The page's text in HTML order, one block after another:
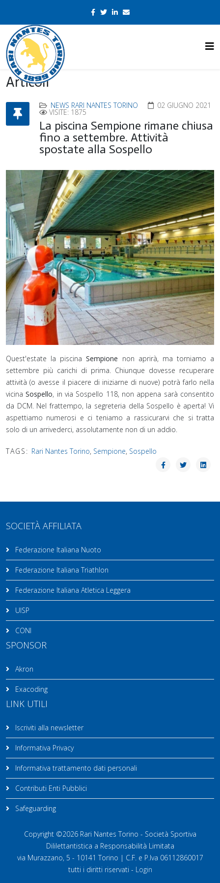
Articoli
NEWS RARI NANTES TORINO 02 GIUGNO 2021
VISITE: 1875
La piscina Sempione rimane chiusa
fino a settembre. Attività
spostate alla Sospello
Quest'estate la piscinaSempione non aprirà, ma torniamo a
settembre più carichi di prima. Chiunque dovesse recuperare
attività (o avesse il piacere di iniziarne di nuove) potrà farlo nella
vicinaSospello, in via Sospello 118, non appena sarà consentito
da DCM. Nel frattempo, la segreteria della Sospello è aperta! Vi
aspettiamo numerosi e ci teniamo a rassicurarvi che si tratta
solo di un arrivederci, assolutamente non di un addio.
TAGS: Rari Nantes Torino, Sempione, Sospello
SOCIETÀ AFFILIATA
Federazione Italiana Nuoto
Federazione Italiana Triathlon
Federazione Italiana Atletica Leggera
UISP
CONI
SPONSOR
Akron
Exacoding
LINK UTILI
Iscriviti alla newsletter
Informativa Privacy
Informativa trattamento dati personali
Contributi Enti Pubblici
Safeguarding
Copyright ©2026 Rari Nantes Torino - Società Sportiva
Dililettantistica a Responsabilità Limitata
via Murazzano, 5 - 10141 Torino | C.F. e P.Iva 06112860017
tutti i diritti riservati - Login